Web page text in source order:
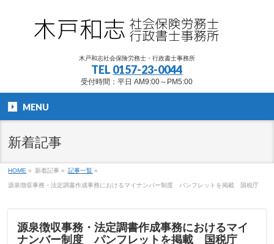
木戸和志社会保険労務士・行政書士事務所
TEL 0157-23-0044
受付時間：平日 AM9:00～PM5:00
MENU
新着記事
HOME » 新着記事 » 記事一覧 »
源泉徴収事務・法定調書作成事務におけるマイナンバー制度 パンフレットを掲載 国税庁
源泉徴収事務・法定調書作成事務におけるマイ
ナンバー制度 パンフレットを掲載 国税庁